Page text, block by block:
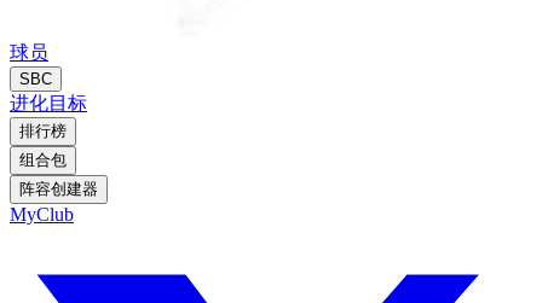
球员
SBC
进化目标
排行榜
组合包
阵容创建器
MyClub